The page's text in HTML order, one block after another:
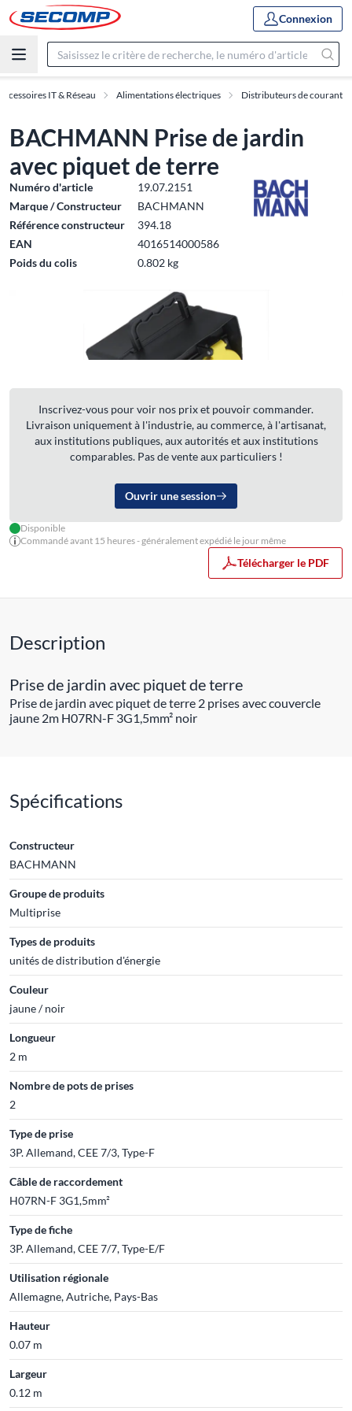
Connexion
IT & Réseau Alimentations électriques Distributeurs de courant
BACHMANN Prise de jardin
avec piquet de terre
Numéro d'article
19.07.2151
Marque / Constructeur
BACHMANN
Référence constructeur
394.18
EAN
4016514000586
Poids du colis
0.802 kg
Inscrivez-vous pour voir nos prix et pouvoir commander.
Livraison uniquement à l'industrie, au commerce, à l'artisanat,
aux institutions publiques, aux autorités et aux institutions
comparables. Pas de vente aux particuliers !
Ouvrir une session
Disponible
Commandé avant 15 heures - généralement expédié le jour même
Télécharger le PDF
Description
Prise de jardin avec piquet de terre
Prise de jardin avec piquet de terre 2 prises avec couvercle
jaune 2m H07RN-F 3G1,5mm² noir
Spécifications
Constructeur
BACHMANN
Groupe de produits
Multiprise
Types de produits
unités de distribution d'énergie
Couleur
jaune / noir
Longueur
2 m
Nombre de pots de prises
2
Type de prise
3P. Allemand, CEE 7/3, Type-F
Câble de raccordement
H07RN-F 3G1,5mm²
Type de fiche
3P. Allemand, CEE 7/7, Type-E/F
Utilisation régionale
Allemagne, Autriche, Pays-Bas
Hauteur
0.07 m
Largeur
0.12 m